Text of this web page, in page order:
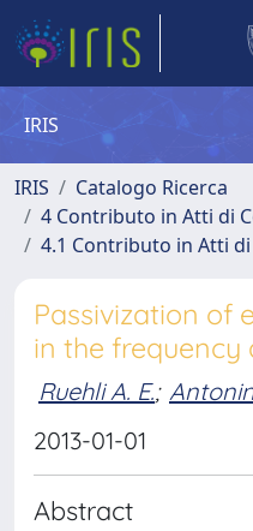
IRIS
IRIS
Catalogo Ricerca
4 Contributo in Atti di
4.1 Contributo in Atti
Passivization of
in the frequency
Ruehli A. E.;
2013-01-01
Abstract